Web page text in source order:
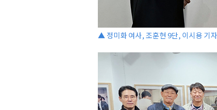
▲ 정미화 여사, 조훈현 9단, 이시용 기